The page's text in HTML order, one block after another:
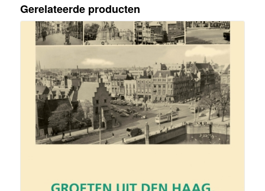
Gerelateerde producten